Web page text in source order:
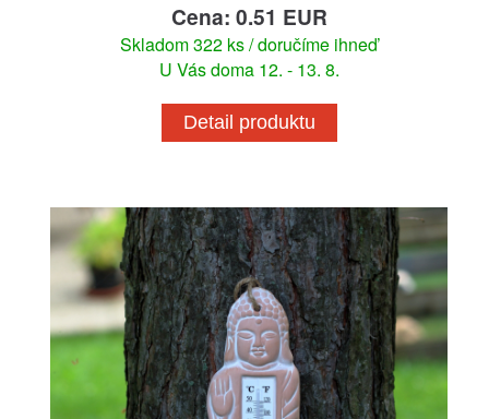
Cena: 0.51 EUR
Skladom 322 ks / doručíme ihneď
U Vás doma 12. - 13. 8.
Detail produktu